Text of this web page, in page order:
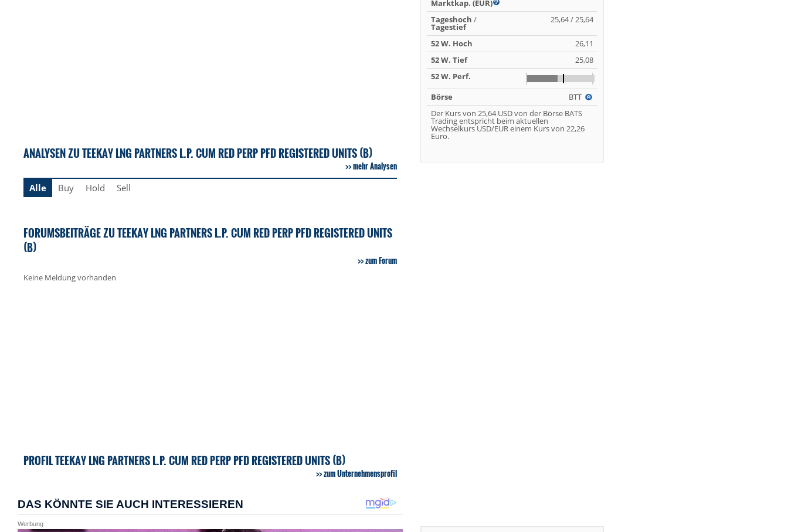
ANALYSEN ZU TEEKAY LNG PARTNERS L.P. CUM RED PERP PFD REGISTERED UNITS (B)
mehr Analysen
Alle
Buy Hold Sell
FORUMSBEITRÄGE ZU TEEKAY LNG PARTNERS L.P. CUM RED PERP PFD REGISTERED UNITS
(B)
zum Forum
Keine Meldung vorhanden
PROFIL TEEKAY LNG PARTNERS L.P. CUM RED PERP PFD REGISTERED UNITS (B)
zum Unternehmensprofil
Marktkap. (EUR)
Tageshoch /
Tagestief
25,64 / 25,64
52 W. Hoch
26,11
52 W. Tief
25,08
52 W. Perf.
Börse
BTT
Der Kurs von 25,64 USD von der Börse BATS
Trading entspricht beim aktuellen
Wechselkurs USD/EUR einem Kurs von 22,26
Euro.